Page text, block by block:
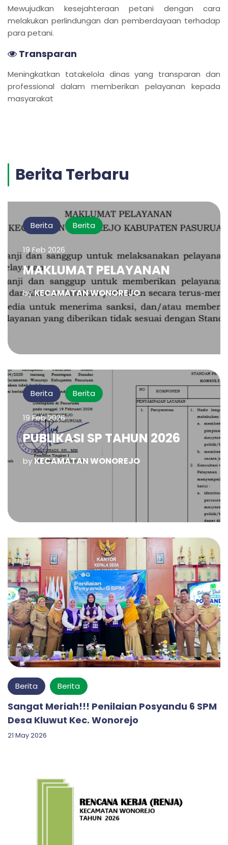
Mewujudkan kesejahteraan petani dengan cara
melakukan perlindungan dan pemberdayaan terhadap
para petani.
Transparan
Meningkatkan tatakelola dinas yang transparan dan
professional dalam memberikan pelayanan kepada
masyarakat
Berita Terbaru
Berita Berita
19 Feb 2026
MAKLUMAT PELAYANAN
byKECAMATAN WONOREJO
Berita Berita
19 Feb 2026
PUBLIKASI SP TAHUN 2026
byKECAMATAN WONOREJO
Berita Berita
Sangat Meriah!!! Penilaian Posyandu 6 SPM
Desa Kluwut Kec. Wonorejo
21 May 2026